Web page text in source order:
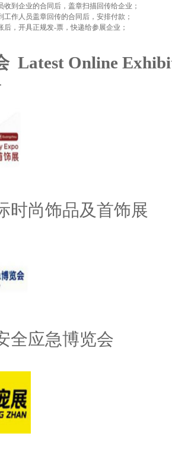
收到企业的合同后，盖章扫描回传给企业；
工作人员盖章回传的合同后，安排付款；
后，开具正规发-票，快递给参展企业；
Latest Online
时尚饰品及首饰展
全应急博览会